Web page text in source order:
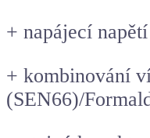
+ napájecí
+ kombinování
(SEN66)/